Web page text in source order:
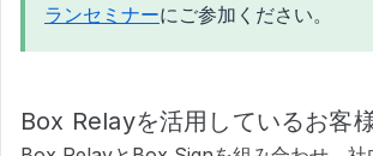
ランセミナーにご参加ください。
Box Relayを活用しているお客